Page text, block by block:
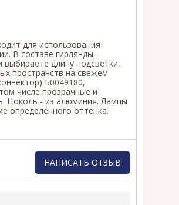
для использования
В составе гирлянды-
длину подсветки,
пространств на свежем
Б0049180,
числе прозрачные и
Цоколь - из алюминия. Лампы
определённого оттенка.
НАПИСАТЬ ОТЗЫВ